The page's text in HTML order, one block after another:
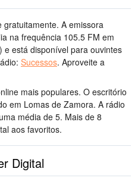
gratuitamente. A emissora
na frequência 105.5 FM em
e está disponível para ouvintes
Sucessos. Aproveite a
mais populares. O escritório
em Lomas de Zamora. A rádio
média de 5. Mais de 8
aos favoritos.
Digital